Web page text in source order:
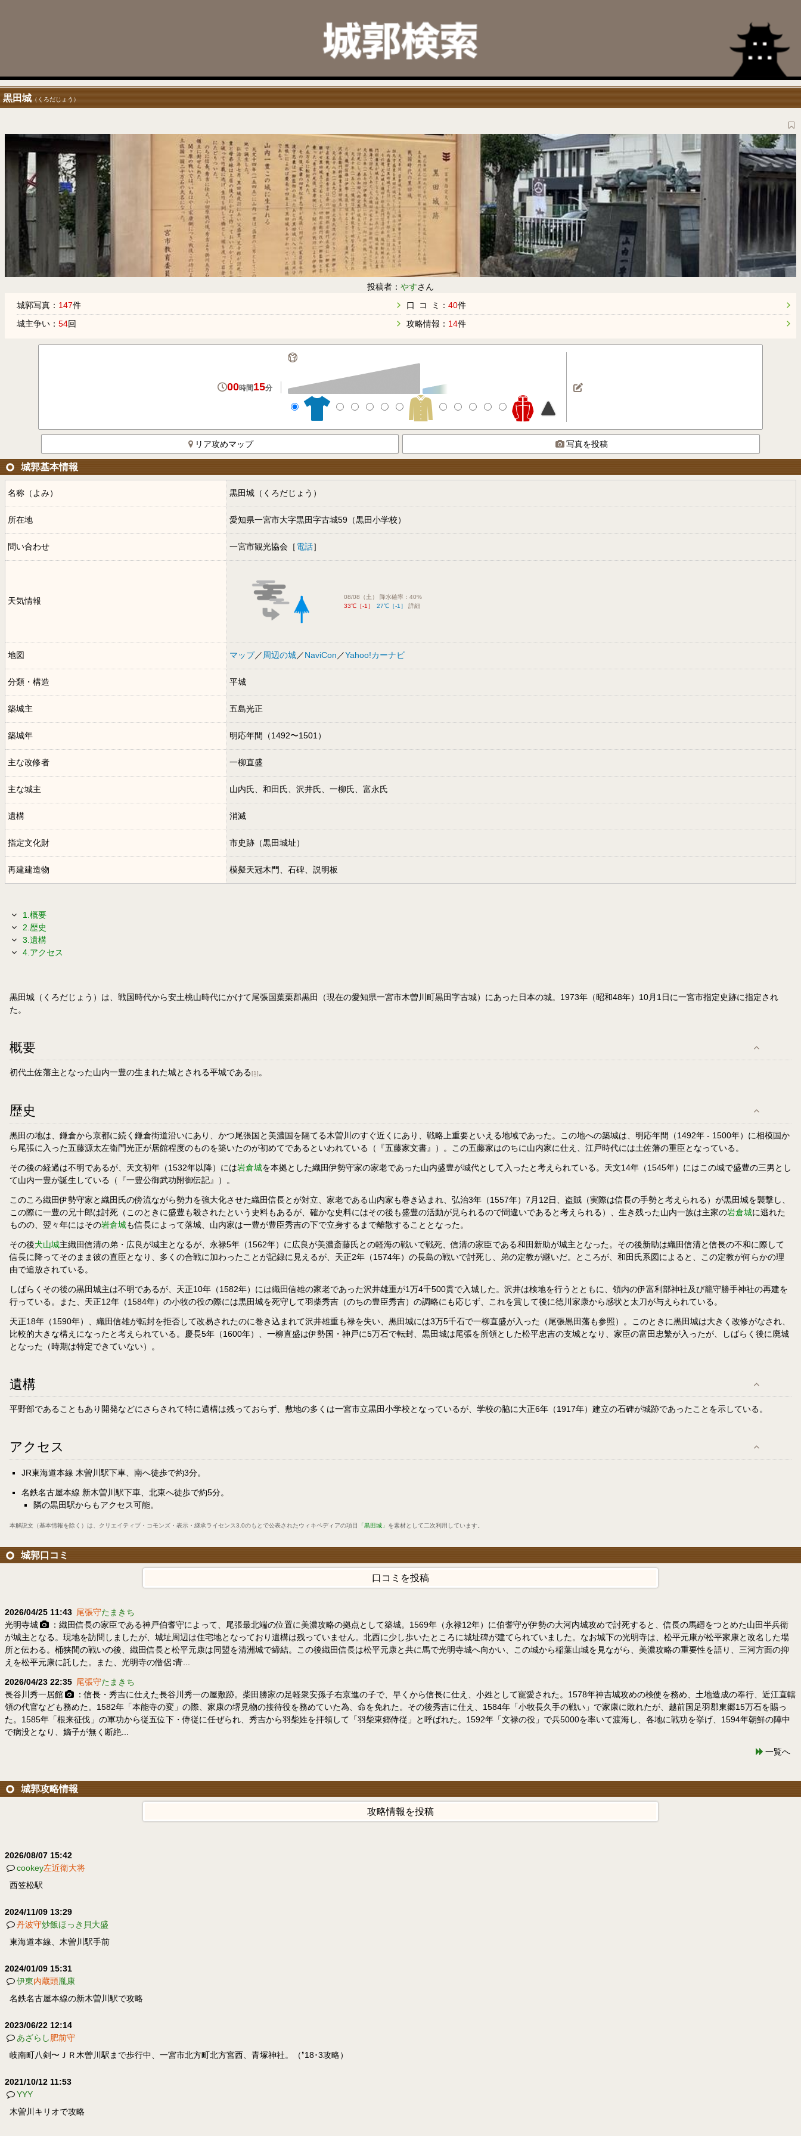
黒田城 （くろだじょう）
投稿者： やすさん
城郭写真： 147件
城主争い： 54回
口 コ ミ： 40件
攻略情報： 14件
00時間15分
リア攻めマップ 写真を投稿
城郭基本情報
名称（よみ） 黒田城（くろだじょう）
所在地 愛知県一宮市大字黒田字古城59（黒田小学校）
問い合わせ 一宮市観光協会［電話］
天気情報
08/08（土） 降水確率：40%
33℃［-1］
27℃［-1］ 詳細
地図 マップ／周辺の城／NaviCon／Yahoo!カーナビ
分類・構造 平城
築城主 五島光正
築城年 明応年間（1492〜1501）
主な改修者 一柳直盛
主な城主 山内氏、和田氏、沢井氏、一柳氏、富永氏
遺構 消滅
指定文化財 市史跡（黒田城址）
再建建造物 模擬天冠木門、石碑、説明板
1.概要
2.歴史
3.遺構
4.アクセス
黒田城（くろだじょう）は、戦国時代から安土桃山時代にかけて尾張国葉栗郡黒田（現在の愛知県一宮市木曽川町黒田字古城）にあった日本の城。1973年（昭和48年）10月1日に一宮市指定史跡に指定され
た。
概要
初代土佐藩主となった山内一豊の生まれた城とされる平城である[1] 。
歴史
黒田の地は、鎌倉から京都に続く鎌倉街道沿いにあり、かつ尾張国と美濃国を隔てる木曽川のすぐ近くにあり、戦略上重要といえる地域であった。この地への築城は、明応年間（1492年 - 1500年）に相模国か
ら尾張に入った五藤源太左衛門光正が居館程度のものを築いたのが初めてであるといわれている（『五藤家文書』）。この五藤家はのちに山内家に仕え、江戸時代には土佐藩の重臣となっている。
その後の経過は不明であるが、天文初年（1532年以降）には岩倉城を本拠とした織田伊勢守家の家老であった山内盛豊が城代として入ったと考えられている。天文14年（1545年）にはこの城で盛豊の三男とし
て山内一豊が誕生している（『一豊公御武功附御伝記』）。
このころ織田伊勢守家と織田氏の傍流ながら勢力を強大化させた織田信長とが対立、家老である山内家も巻き込まれ、弘治3年（1557年）7月12日、盗賊（実際は信長の手勢と考えられる）が黒田城を襲撃し、
この際に一豊の兄十郎は討死（このときに盛豊も殺されたという史料もあるが、確かな史料にはその後も盛豊の活動が見られるので間違いであると考えられる）、生き残った山内一族は主家の岩倉城に逃れた
ものの、翌々年にはその岩倉城も信長によって落城、山内家は一豊が豊臣秀吉の下で立身するまで離散することとなった。
その後犬山城主織田信清の弟・広良が城主となるが、永禄5年（1562年）に広良が美濃斎藤氏との軽海の戦いで戦死、信清の家臣である和田新助が城主となった。その後新助は織田信清と信長の不和に際して
信長に降ってそのまま彼の直臣となり、多くの合戦に加わったことが記録に見えるが、天正2年（1574年）の長島の戦いで討死し、弟の定教が継いだ。ところが、和田氏系図によると、この定教が何らかの理
由で追放されている。
しばらくその後の黒田城主は不明であるが、天正10年（1582年）には織田信雄の家老であった沢井雄重が1万4千500貫で入城した。沢井は検地を行うとともに、領内の伊富利部神社及び籠守勝手神社の再建を
行っている。また、天正12年（1584年）の小牧の役の際には黒田城を死守して羽柴秀吉（のちの豊臣秀吉）の調略にも応じず、これを賞して後に徳川家康から感状と太刀が与えられている。
天正18年（1590年）、織田信雄が転封を拒否して改易されたのに巻き込まれて沢井雄重も禄を失い、黒田城には3万5千石で一柳直盛が入った（尾張黒田藩も参照）。このときに黒田城は大きく改修がなされ、
比較的大きな構えになったと考えられている。慶長5年（1600年）、一柳直盛は伊勢国・神戸に5万石で転封、黒田城は尾張を所領とした松平忠吉の支城となり、家臣の富田忠繁が入ったが、しばらく後に廃城
となった（時期は特定できていない）。
遺構
平野部であることもあり開発などにさらされて特に遺構は残っておらず、敷地の多くは一宮市立黒田小学校となっているが、学校の脇に大正6年（1917年）建立の石碑が城跡であったことを示している。
アクセス
JR東海道本線 木曽川駅下車、南へ徒歩で約3分。
名鉄名古屋本線 新木曽川駅下車、北東へ徒歩で約5分。
隣の黒田駅からもアクセス可能。
本解説文（基本情報を除く）は、 クリエイティブ・コモンズ・表示・継承ライセンス3.0のもとで公表されたウィキペディアの項目 「黒田城」 を素材として二次利用しています。
城郭口コミ
口コミを投稿
2026/04/25 11:43 尾張守たまきち
光明寺城
：織田信長の家臣である神戸伯耆守によって、尾張最北端の位置に美濃攻略の拠点として築城。1569年（永禄12年）に伯耆守が伊勢の大河内城攻めで討死すると、信長の馬廻をつとめた山田半兵衛
が城主となる。現地を訪問しましたが、城址周辺は住宅地となっており遺構は残っていません。北西に少し歩いたところに城址碑が建てられていました。なお城下の光明寺は、松平元康が松平家康と改名した場
所と伝わる。桶狭間の戦いの後、織田信長と松平元康は同盟を清洲城で締結。この後織田信長は松平元康と共に馬で光明寺城へ向かい、この城から稲葉山城を見ながら、美濃攻略の重要性を語り、三河方面の抑
えを松平元康に託した。また、光明寺の僧侶∶青...
2026/04/23 22:35 尾張守たまきち
長谷川秀一居館
：信長・秀吉に仕えた長谷川秀一の屋敷跡。柴田勝家の足軽衆安孫子右京進の子で、早くから信長に仕え、小姓として寵愛された。1578年神吉城攻めの検使を務め、土地造成の奉行、近江直轄
領の代官なども務めた。1582年「本能寺の変」の際、家康の堺見物の接待役を務めていた為、命を免れた。その後秀吉に仕え、1584年「小牧長久手の戦い」で家康に敗れたが、越前国足羽郡東郷15万石を賜っ
た。1585年「根来征伐」の軍功から従五位下・侍従に任ぜられ、秀吉から羽柴姓を拝領して「羽柴東郷侍従」と呼ばれた。1592年「文禄の役」で兵5000を率いて渡海し、各地に戦功を挙げ、1594年朝鮮の陣中
で病没となり、嫡子が無く断絶...
一覧へ
城郭攻略情報
攻略情報を投稿
2026/08/07 15:42
cookey左近衛大将
西笠松駅
2024/11/09 13:29
丹波守炒飯ほっき貝大盛
東海道本線、木曽川駅手前
2024/01/09 15:31
伊東内蔵頭胤康
名鉄名古屋本線の新木曽川駅で攻略
2023/06/22 12:14
あざらし肥前守
岐南町八剣〜ＪＲ木曽川駅まで歩行中、一宮市北方町北方宮西、青塚神社。（❜18･3攻略）
2021/10/12 11:53
YYY
木曽川キリオで攻略